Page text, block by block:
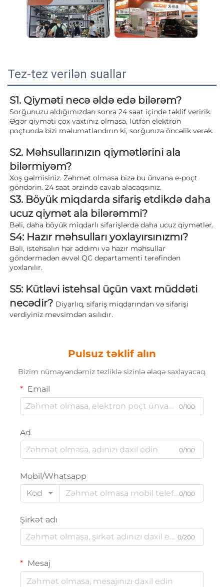
Tez-tez verilən suallar
S1. Qiyməti necə əldə edə bilərəm?
Sorğunuzu aldığımızdan sonra 24 saat içinde təklif veririk.
Əgər qiyməti çox vaxtınız olmasa, lütfən elektron
S2. Məhsullarınızın qiymətlərini ala
bilərmiyəm?
Xoş gəlmisiniz. Zəhmət olmasa bizə bu ünvana e-poçt
göndərin. 24 saat ərzində cavab alacaqsınız.
S3. Böyük miqdarda sifariş etdikdə daha
ucuz qiymət ala bilərəmmi?
S4: Hazır məhsulları yoxlayırsınızmı?
Bəli, istehsalın hər addımı və hazır məhsullar
göndərmədən əvvəl QC departamenti tərəfindən
yoxlanılır.
S5: Kütləvi istehsal üçün vaxt müddəti
necədir? Diyarlıq, sifariş miqdarından və sifarişi
verdiyiniz mevsimdən asılıdır.
Pulsuz təklif alın
Bizim nümayəndəmiz tezliklə sizinlə əlaqə saxlayacaq.
Email
0/100
Ad
0/100
Mobil/Whatsapp
Kod
0/100
Şirkət adı
0/200
Mesaj